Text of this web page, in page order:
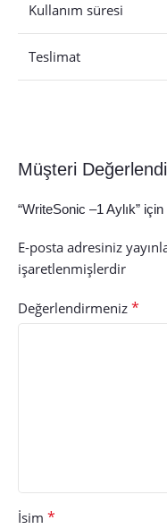
Kullanım süresi
Teslimat
Müşteri
“WriteSonic –1 Aylık”
E-posta adresiniz
işaretlenmişlerdir
Değerlendirmeniz *
İsim *